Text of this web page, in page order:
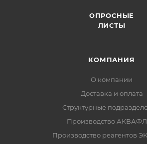
ОПРОСНЫЕ
ЛИСТЫ
КОМПАНИЯ
О компании
Доставка и оплата
Структурные
Производство
Производство реагентов